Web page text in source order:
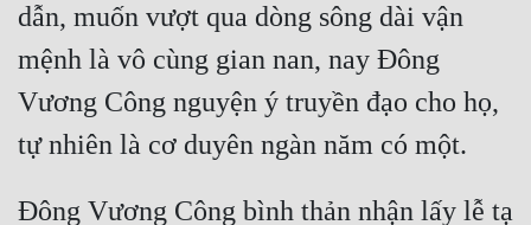
Truyện Nam
Vô Địch Lưu
dẫn, muốn vượt qua dòng sông dài vận
mệnh là vô cùng gian nan, nay Đông
Vương Công nguyện ý truyền đạo cho họ,
Đông Vương Công bình thản nhận lấy lễ tạ